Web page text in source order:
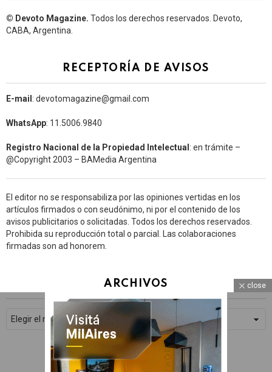
© Devoto Magazine. Todos los derechos reservados. Devoto,
CABA, Argentina.
RECEPTORÍA DE AVISOS
E-mail : devotomagazine@gmail.com
WhatsApp: 11.5006.9840
Registro Nacional de la Propiedad Intelectual : en trámite –
@Copyright 2003 – BAMedia Argentina
El editor no se responsabiliza por las opiniones vertidas en los
artículos firmados o con seudónimo, ni por el contenido de los
avisos publicitarios o solicitadas. Todos los derechos reservados.
Prohibida su reproducción total o parcial. Las colaboraciones
firmadas son ad honorem.
ARCHIVOS
© 2026 Devoto Magazine
Facebook
Twitter
Subscribe
close